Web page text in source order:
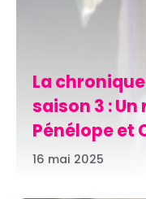
La
saison 3 :
Pénélope et
16 mai 2025